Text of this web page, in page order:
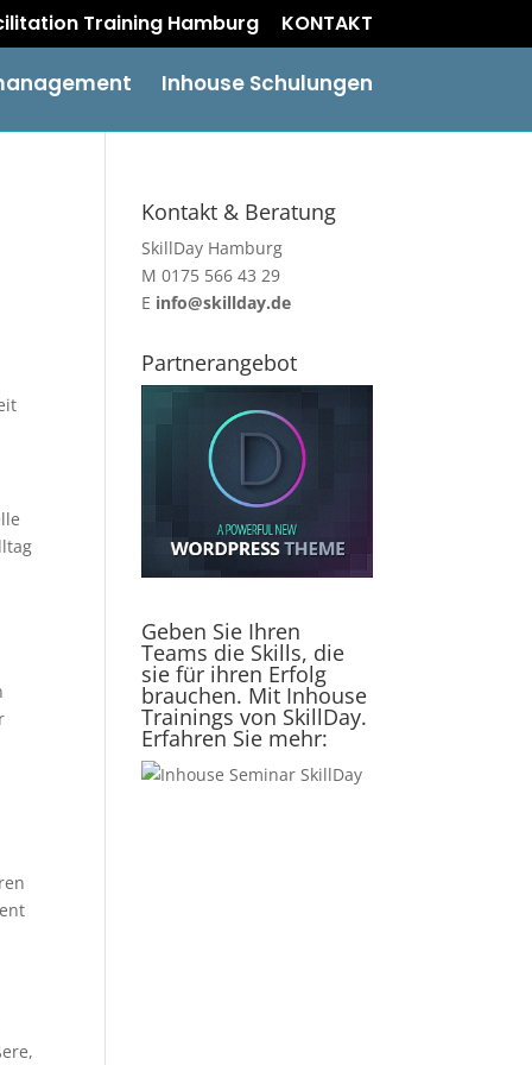
Training Hamburg KONTAKT
Inhouse Schulungen
Kontakt & Beratung
SkillDay Hamburg
M 0175 566 43 29
E info@skillday.de
Partnerangebot
Geben Sie Ihren
Teams die Skills, die
sie für ihren Erfolg
brauchen. Mit Inhouse
Trainings von SkillDay.
Erfahren Sie mehr: